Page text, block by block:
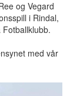
og Vegard
i Rindal,
med vår